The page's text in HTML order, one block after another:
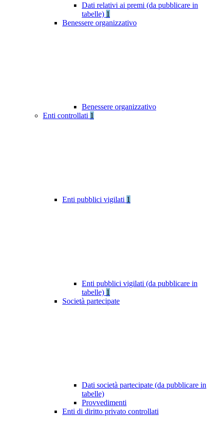
Dati relativi ai premi (da pubblicare in
tabelle) 1
Benessere organizzativo
Benessere organizzativo
Enti controllati 1
Enti pubblici vigilati 1
Enti pubblici vigilati (da pubblicare in
tabelle) 1
Società partecipate
Dati società partecipate (da pubblicare in
tabelle)
Provvedimenti
Enti di diritto privato controllati